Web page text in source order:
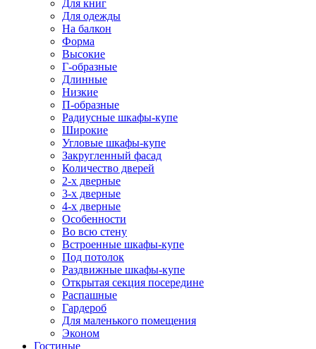
Для книг
Для одежды
На балкон
Форма
Высокие
Г-образные
Длинные
Низкие
П-образные
Радиусные шкафы-купе
Широкие
Угловые шкафы-купе
Закругленный фасад
Количество дверей
2-х дверные
3-х дверные
4-х дверные
Особенности
Во всю стену
Встроенные шкафы-купе
Под потолок
Раздвижные шкафы-купе
Открытая секция посередине
Распашные
Гардероб
Для маленького помещения
Эконом
Гостиные